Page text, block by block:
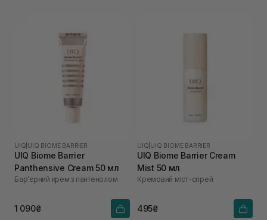
UIQ UIQ BIOME BARRIER
UIQ Biome Barrier
Panthensive Cream 50 мл
Бар’єрний крем з пантенолом
1 090₴
UIQ UIQ BIOME BARRIER
UIQ Biome Barrier Cream
Mist 50 мл
Кремовий міст-спрей
495₴